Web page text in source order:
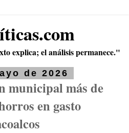
explica; el análisis permanece."
de 2026
municipal más de
en gasto